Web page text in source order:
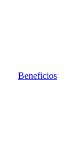
Beneficios